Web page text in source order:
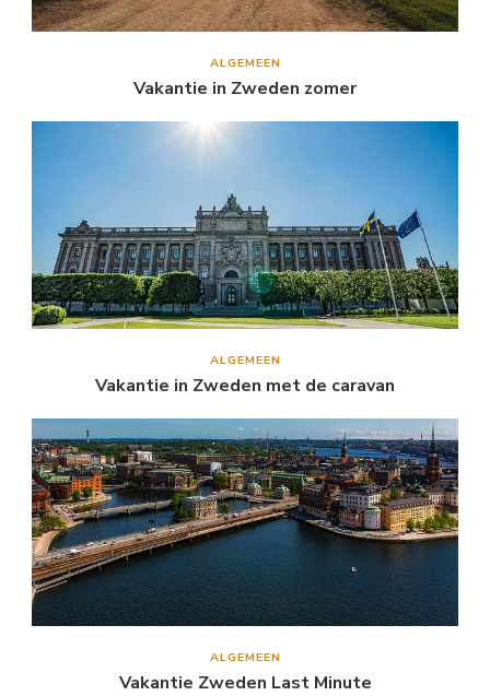
ALGEMEEN
Vakantie in Zweden zomer
ALGEMEEN
Vakantie in Zweden met de caravan
ALGEMEEN
Vakantie Zweden Last Minute